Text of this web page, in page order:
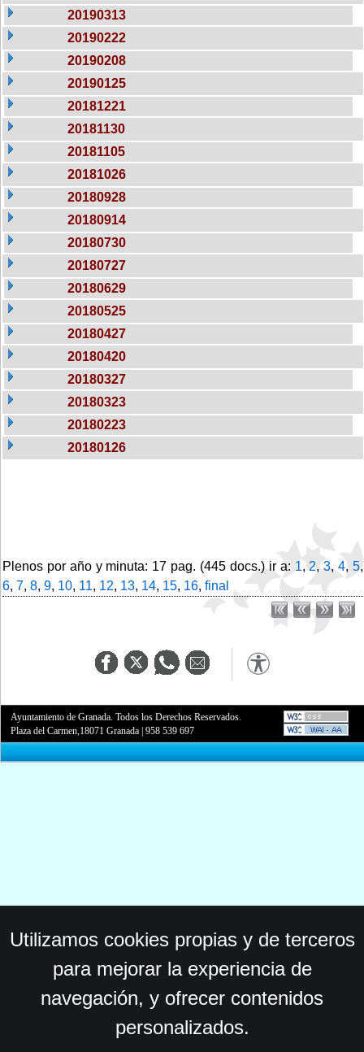
20190313
20190222
20190208
20190125
20181221
20181130
20181105
20181026
20180928
20180914
20180730
20180727
20180629
20180525
20180427
20180420
20180327
20180323
20180223
20180126
Plenos por año y minuta: 17 pag. (445 docs.) ir a: 1,2,3,4,5,
6, 7, 8, 9, 10, 11, 12, 13, 14, 15, 16, final
Ayuntamiento de Granada. Todos los Derechos Reservados.
Plaza del Carmen,18071 Granada |958 539 697
Utilizamos cookies propias y de terceros
para mejorar la experiencia de
navegación, y ofrecer contenidos
personalizados.